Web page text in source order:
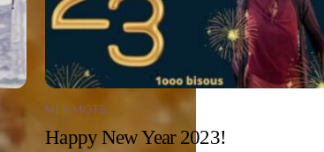
MES MOTS
Happy New Year 2023!